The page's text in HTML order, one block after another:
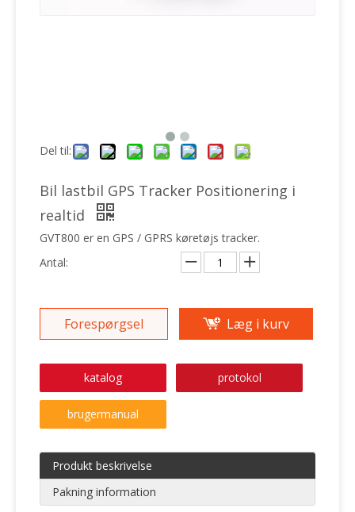
Del til:
Bil lastbil GPS Tracker Positionering i
realtid
GVT800 er en GPS / GPRS køretøjs tracker.
Antal:
Forespørgsel Læg i kurv
katalog protokol
brugermanual
Produkt beskrivelse
Pakning information